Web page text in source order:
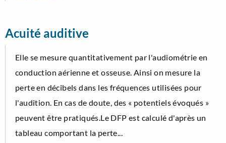
Acuité auditive
Elle se mesure quantitativement par l'audiométrie en
conduction aérienne et osseuse. Ainsi on mesure la
perte en décibels dans les fréquences utilisées pour
l'audition. En cas de doute, des « potentiels évoqués »
peuvent être pratiqués.Le DFP est calculé d'après un
tableau comportant la perte...